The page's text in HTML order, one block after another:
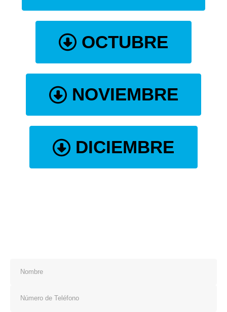
OCTUBRE
NOVIEMBRE
DICIEMBRE
Nuestra Dirección
Bogotá - Colombia